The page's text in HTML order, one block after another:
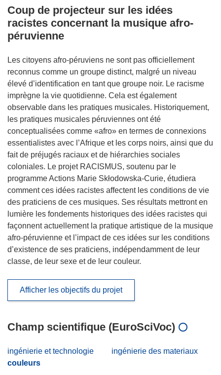
Coup de projecteur sur les idées
racistes concernant la musique afro-
péruvienne
Les citoyens afro-péruviens ne sont pas officiellement
reconnus comme un groupe distinct, malgré un niveau
élevé d’identification en tant que groupe noir. Le racisme
imprègne la vie quotidienne. Cela est également
observable dans les pratiques musicales. Historiquement,
les pratiques musicales péruviennes ont été
conceptualisées comme «afro» en termes de connexions
essentialistes avec l’Afrique et les corps noirs, ainsi que du
fait de préjugés raciaux et de hiérarchies sociales
coloniales. Le projet RACISMUS, soutenu par le
programme Actions Marie Skłodowska-Curie, étudiera
comment ces idées racistes affectent les conditions de vie
des praticiens de ces musiques. Ses résultats mettront en
lumière les fondements historiques des idées racistes qui
façonnent actuellement la pratique artistique de la musique
afro-péruvienne et l’impact de ces idées sur les conditions
d’existence de ses praticiens, indépendamment de leur
classe, de leur sexe et de leur couleur.
Afficher les objectifs du projet
Champ scientifique (EuroSciVoc)
ingénierie et technologie
ingénierie des materiaux
couleurs